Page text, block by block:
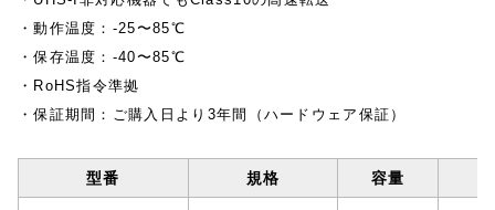
・動作温度：-25〜85℃
・保存温度：-40〜85℃
・RoHS指令準拠
・保証期間：ご購入日より3年間（ハードウェア保証）
型番 規格 容量